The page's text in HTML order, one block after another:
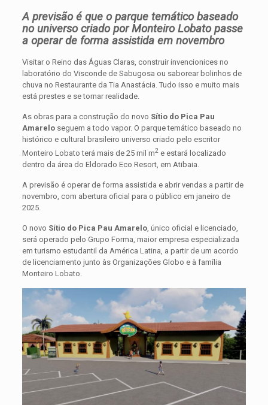
A previsão é que o parque temático baseado
no universo criado por Monteiro Lobato passe
a operar de forma assistida em novembro
Visitar o Reino das Águas Claras, construir invencionices no
laboratório do Visconde de Sabugosa ou saborear bolinhos de
chuva no Restaurante da Tia Anastácia. Tudo isso e muito mais
está prestes e se tornar realidade.
As obras para a construção do novo Sítio do Pica Pau
Amareloseguem a todo vapor. O parque temático baseado no
histórico e cultural brasileiro universo criado pelo escritor
Monteiro Lobato terá mais de 25 mil m2e estará localizado
dentro da área do Eldorado Eco Resort, em Atibaia.
A previsão é operar de forma assistida e abrir vendas a partir de
novembro, com abertura oficial para o público em janeiro de
2025.
O novo Sítio do Pica Pau Amarelo, único oficial e licenciado,
será operado pelo Grupo Forma, maior empresa especializada
em turismo estudantil da América Latina, a partir de um acordo
de licenciamento junto às Organizações Globo e à família
Monteiro Lobato.